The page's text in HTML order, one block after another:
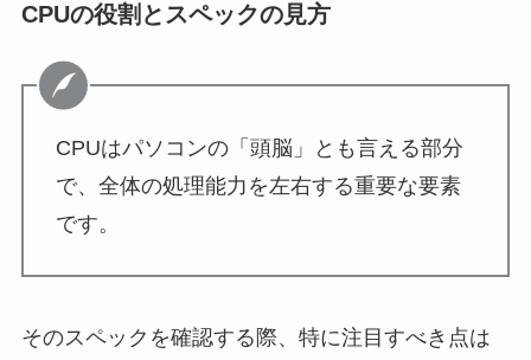
CPUの役割とスペックの見方
CPUはパソコンの「頭脳」とも言える部分
で、全体の処理能力を左右する重要な要素
です。
そのスペックを確認する際、特に注目すべき点は